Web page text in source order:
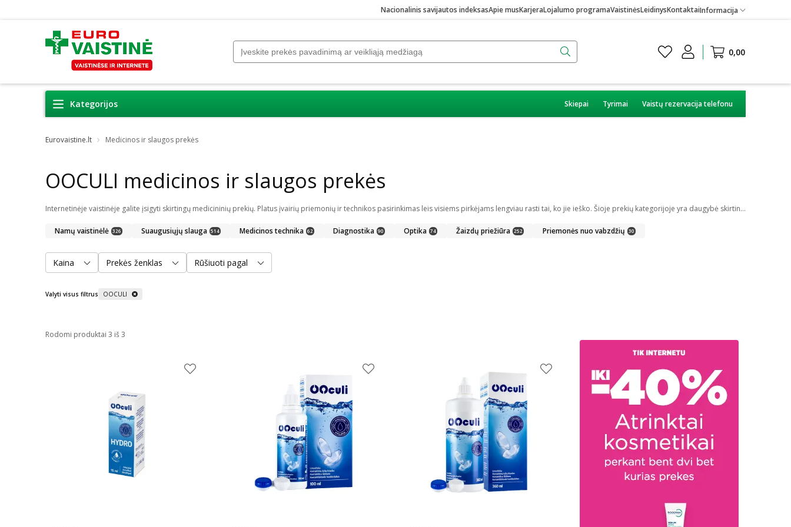
Nacionalinis savijautos indeksasApie musKarjeraLojalumo programaVaistinėsLeidinysKontaktaiInformacija
0,00
Kategorijos Skiepai Tyrimai Vaistų rezervacija telefonu
Eurovaistine.lt Medicinos ir slaugos prekės
OOCULI medicinos ir slaugos prekės
Internetinėje vaistinėje galite įsigyti skirtingų medicininių prekių. Platus įvairių priemonių ir technikos pasirinkimas leis visiems pirkėjams lengviau rasti tai, ko jie ieško. Šioje prekių kategorijoje yra daugybė skirtingų medicinos priemonių ir priedų, pradedant specialiais kremais ir pleistrais, baigiant kapsulėmis ar drėkinančiais akių lašais. Jeigu jums sunku apsispręsti, kurie produktai būtų geriausias ar tinkamiausias pasirinkimas, mūsų konsultantai gali jums patarti nuotoliniu būdu: internetu aktyviame pokalbio lange, el. paštu ar telefonu.
Namų vaistinėlė 326 Suaugusiųjų slauga 514 Medicinos technika 62 Diagnostika 90 Optika 74 Žaizdų priežiūra 252 Priemonės nuo vabzdžių 30
Kaina Prekės ženklas Rūšiuoti pagal
Valyti visus filtrus OOCULI
Rodomi produktai 3 iš 3